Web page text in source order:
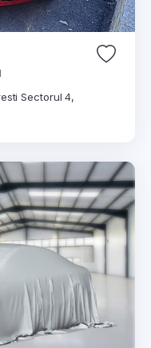
Sectorul 4,